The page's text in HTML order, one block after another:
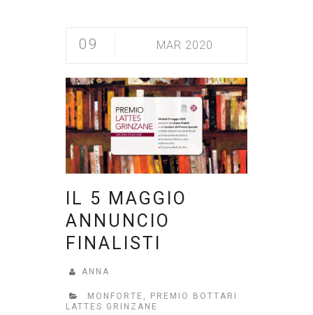
09 MAR 2020
IL 5 MAGGIO
ANNUNCIO
FINALISTI
ANNA
MONFORTE
PREMIO BOTTARI
LATTES GRINZANE